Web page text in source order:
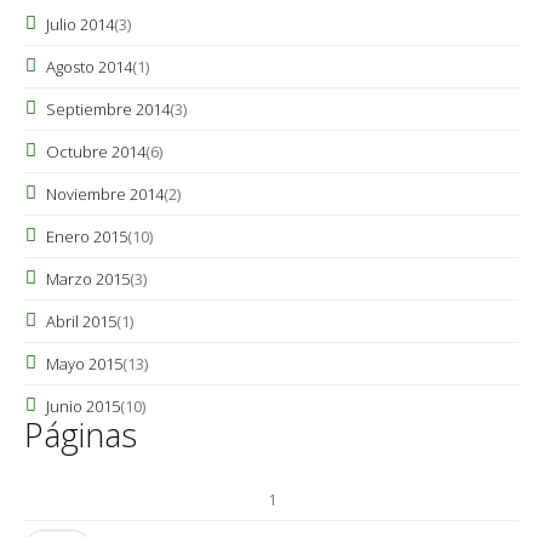
Julio 2014(3)
Agosto 2014(1)
Septiembre 2014(3)
Octubre 2014(6)
Noviembre 2014(2)
Enero 2015(10)
Marzo 2015(3)
Abril 2015(1)
Mayo 2015(13)
Junio 2015(10)
Páginas
1